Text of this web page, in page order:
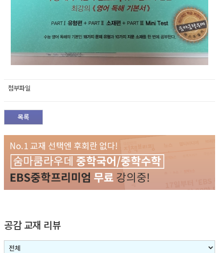
첨부파일
목록
공감 교재 리뷰